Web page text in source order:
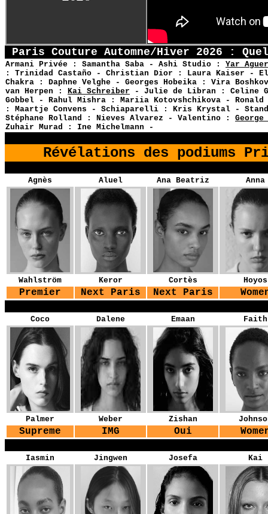
Paris Couture Automne/Hiver 2026 :
Armani Privée : Samantha Saba - Ashi Studio : Yar Aguer
: Trinidad Castaño - Christian Dior : Laura Kaiser
-
Chakra : Daphne Velghe - Georges Hobeika : Vira
van Herpen : Kai Schreiber - Julie de Libran : Celine
Gobbel - Rahul Mishra : Mariia Kotovshchikova
-
: Maartje Convens - Schiaparelli : Kris Krystal -
Stéphane Rolland : Nieves Alvarez - Valentino : George
Zuhair Murad : Ine Michelmann
-
Révélations des podiums
Agnès Aluel Ana Beatriz Anna
Wahlström Keror Cortès Hoyos
Premier Next Paris Next Paris
Coco Dalene Emaan Faith
Palmer Weber Zishan
Supreme IMG Oui
Iasmin Jingwen Josefa Kai